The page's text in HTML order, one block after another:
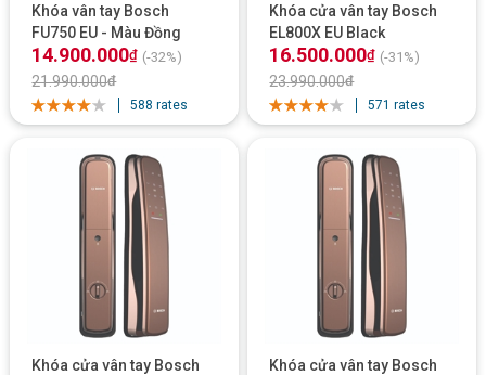
Khóa vân tay Bosch
FU750 EU - Màu Đồng
14.900.000₫ (-32%)
21.990.000₫
588 rates
Khóa cửa vân tay Bosch
EL800X EU Black
16.500.000₫ (-31%)
23.990.000₫
571 rates
Khóa cửa vân tay Bosch
Khóa cửa vân tay Bosch